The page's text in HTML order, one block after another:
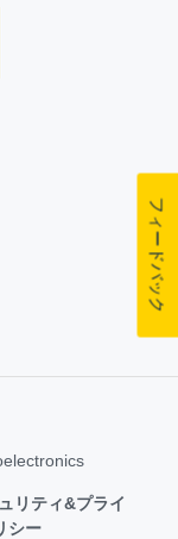
リティ&プライ
シー
フィードバック